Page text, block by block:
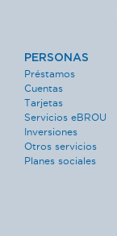
PERSONAS
Préstamos
Cuentas
Tarjetas
Servicios eBROU
Inversiones
Otros servicios
Planes sociales